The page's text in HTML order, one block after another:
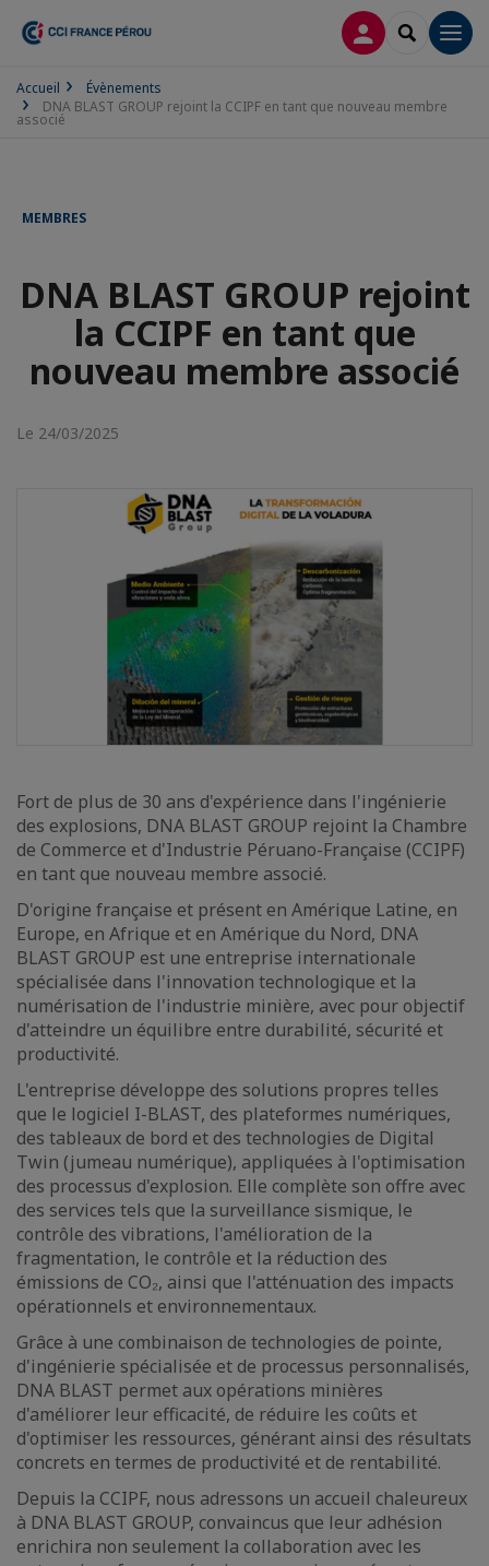
CONNEXION
Accueil
Évènements
DNA BLAST GROUP rejoint la CCIPF en tant que nouveau membre
associé
MEMBRES
DNA BLAST GROUP rejoint
la CCIPF en tant que
nouveau membre associé
Le 24/03/2025
Fort de plus de 30 ans d'expérience dans l'ingénierie
des explosions, DNA BLAST GROUP rejoint la Chambre
de Commerce et d'Industrie Péruano-Française (CCIPF)
en tant que nouveau membre associé.
D'origine française et présent en Amérique Latine, en
Europe, en Afrique et en Amérique du Nord, DNA
BLAST GROUP est une entreprise internationale
spécialisée dans l'innovation technologique et la
numérisation de l'industrie minière, avec pour objectif
d'atteindre un équilibre entre durabilité, sécurité et
productivité.
L'entreprise développe des solutions propres telles
que le logiciel I-BLAST, des plateformes numériques,
des tableaux de bord et des technologies de Digital
Twin (jumeau numérique), appliquées à l'optimisation
des processus d'explosion. Elle complète son offre avec
des services tels que la surveillance sismique, le
contrôle des vibrations, l'amélioration de la
fragmentation, le contrôle et la réduction des
émissions de CO₂, ainsi que l'atténuation des impacts
opérationnels et environnementaux.
Grâce à une combinaison de technologies de pointe,
d'ingénierie spécialisée et de processus personnalisés,
DNA BLAST permet aux opérations minières
d'améliorer leur efficacité, de réduire les coûts et
d'optimiser les ressources, générant ainsi des résultats
concrets en termes de productivité et de rentabilité.
Depuis la CCIPF, nous adressons un accueil chaleureux
à DNA BLAST GROUP, convaincus que leur adhésion
enrichira non seulement la collaboration avec les